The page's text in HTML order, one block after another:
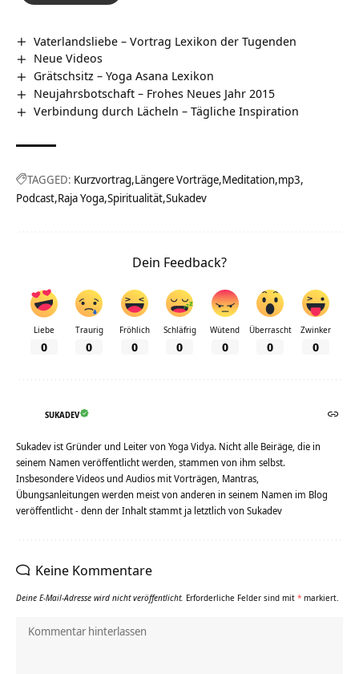
Vaterlandsliebe – Vortrag Lexikon der Tugenden
Neue Videos
Grätschsitz – Yoga Asana Lexikon
Neujahrsbotschaft – Frohes Neues Jahr 2015
Verbindung durch Lächeln – Tägliche Inspiration
TAGGED: Kurzvortrag Längere Vorträge Meditation mp3
Podcast Raja Yoga Spiritualität Sukadev
Dein Feedback?
Liebe
0
Traurig
0
Fröhlich
0
Schläfrig
0
Wütend
0
Überrascht
0
Zwinker
0
SUKADEV
Sukadev ist Gründer und Leiter von Yoga Vidya. Nicht alle Beiräge, die in
seinem Namen veröffentlicht werden, stammen von ihm selbst.
Insbesondere Videos und Audios mit Vorträgen, Mantras,
Übungsanleitungen werden meist von anderen in seinem Namen im Blog
veröffentlicht - denn der Inhalt stammt ja letztlich von Sukadev
Keine Kommentare
Deine E-Mail-Adresse wird nicht veröffentlicht. Erforderliche Felder sind mit * markiert.